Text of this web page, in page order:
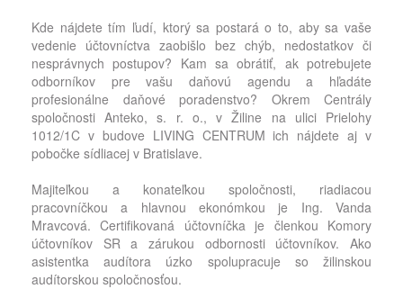
Kde nájdete tím ľudí, ktorý sa postará o to, aby sa vaše
vedenie účtovníctva zaobišlo bez chýb, nedostatkov či
nesprávnych postupov? Kam sa obrátiť, ak potrebujete
odborníkov pre vašu daňovú agendu a hľadáte
profesionálne daňové poradenstvo? Okrem Centrály
spoločnosti Anteko, s. r. o., v Žiline na ulici Prielohy
1012/1C v budove LIVING CENTRUM ich nájdete aj v
pobočke sídliacej v Bratislave.
Majiteľkou a konateľkou spoločnosti, riadiacou
pracovníčkou a hlavnou ekonómkou je Ing. Vanda
Mravcová. Certifikovaná účtovníčka je členkou Komory
účtovníkov SR a zárukou odbornosti účtovníkov. Ako
asistentka audítora úzko spolupracuje so žilinskou
audítorskou spoločnosťou.